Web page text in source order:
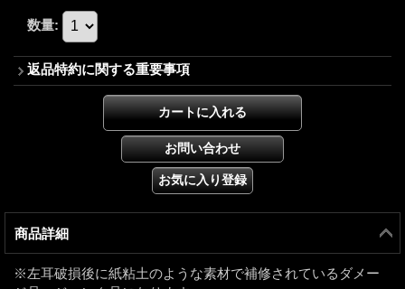
数量:
返品特約に関する重要事項
商品詳細
※左耳破損後に紙粘土のような素材で補修されているダメー